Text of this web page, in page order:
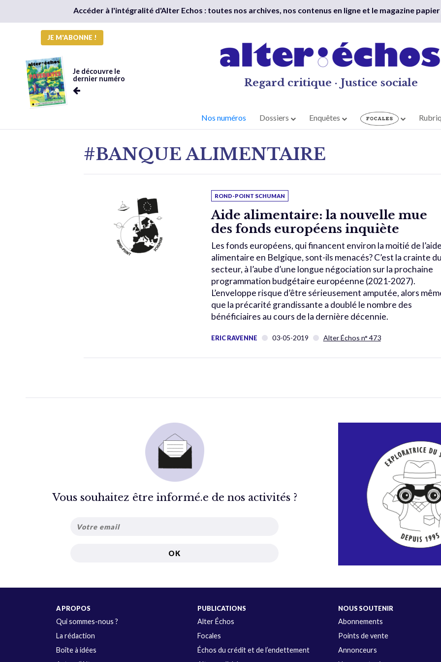
Accéder à l'intégralité d'Alter Echos : toutes nos archives, nos contenus en ligne et le magazine papier
JE M'ABONNE !
Je découvre le
dernier numéro
Regard critique · Justice sociale
Nos numéros Dossiers Enquêtes
#BANQUE ALIMENTAIRE
ROND-POINT SCHUMAN
Aide alimentaire: la nouvelle mue
des fonds européens inquiète
Les fonds européens, qui financent environ la moitié de l’aide
alimentaire en Belgique, sont-ils menacés? C’est la crainte du
secteur, à l’aube d’une longue négociation sur la prochaine
programmation budgétaire européenne (2021-2027).
L’enveloppe risque d’être sérieusement amputée, alors
que la précarité grandissante a doublé le nombre des
bénéficiaires au cours de la dernière décennie.
ERIC RAVENNE 03-05-2019 Alter Échos n° 473
Vous souhaitez être informé.e de nos activités ?
A PROPOS
Qui sommes-nous ?
La rédaction
Boîte à idées
PUBLICATIONS
Alter Échos
Focales
Échos du crédit et de l’endettement
NOUS SOUTENIR
Abonnements
Points de vente
Annonceurs